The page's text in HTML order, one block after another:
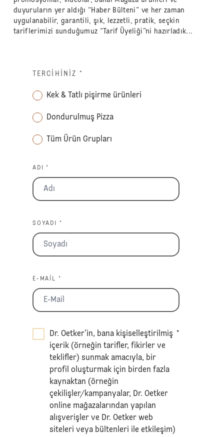
duyuruların yer aldığı “Haber Bülteni” ve her zaman
uygulanabilir, garantili, şık, lezzetli, pratik, seçkin
tariflerimizi sunduğumuz “Tarif Üyeliği”ni hazırladık...
TERCIHINIZ *
Kek & Tatlı pişirme ürünleri
Dondurulmuş Pizza
Tüm Ürün Grupları
ADI *
SOYADI *
E-MAIL *
Dr. Oetker’in, bana kişiselleştirilmiş
içerik (örneğin tarifler, fikirler ve
teklifler) sunmak amacıyla, bir
profil oluşturmak için birden fazla
kaynaktan (örneğin
çekilişler/kampanyalar, Dr. Oetker
online mağazalarından yapılan
alışverişler ve Dr. Oetker web
siteleri veya bültenleri ile etkileşim)
*